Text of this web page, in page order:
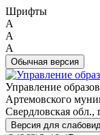
Шрифты
A
A
A
Обычная версия
Управление
Артемовского
Свердловская обл.,
Версия для